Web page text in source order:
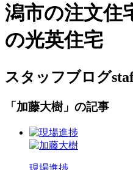
潟市の注文住
の光英住宅
スタッフブログ
「加藤大樹」の記事
現場進捗